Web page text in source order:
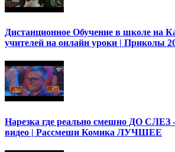
Дистанционное Обучение в школе на
учителей на онлайн уроки | Приколы
Нарезка где реально смешно ДО СЛЕЗ
видео | Рассмеши Комика ЛУЧШЕЕ